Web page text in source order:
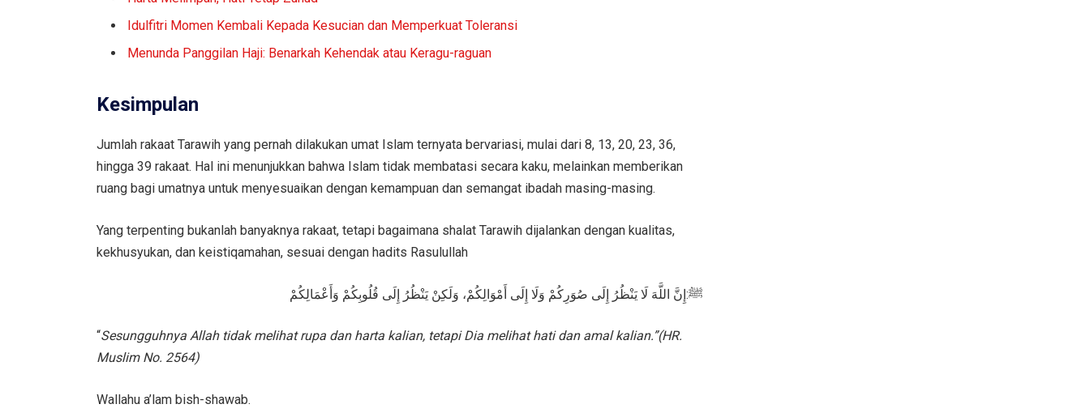
Idulfitri Momen Kembali Kepada Kesucian dan Memperkuat Toleransi
Menunda Panggilan Haji: Benarkah Kehendak atau Keragu-raguan
Kesimpulan
Jumlah rakaat Tarawih yang pernah dilakukan umat Islam ternyata bervariasi, mulai dari 8, 13, 20, 23, 36,
hingga 39 rakaat. Hal ini menunjukkan bahwa Islam tidak membatasi secara kaku, melainkan memberikan
ruang bagi umatnya untuk menyesuaikan dengan kemampuan dan semangat ibadah masing-masing.
Yang terpenting bukanlah banyaknya rakaat, tetapi bagaimana shalat Tarawih dijalankan dengan kualitas,
kekhusyukan, dan keistiqamahan, sesuai dengan hadits Rasulullah
ﷺ:إِنَّ اللَّهَ لَا يَنْظُرُ إِلَى صُوَرِكُمْ وَلَا إِلَى أَمْوَالِكُمْ، وَلَكِنْ يَنْظُرُ إِلَى قُلُوبِكُمْ وَأَعْمَالِكُمْ
“Sesungguhnya Allah tidak melihat rupa dan harta kalian, tetapi Dia melihat hati dan amal kalian.”(HR.
Muslim No. 2564)
Wallahu a’lam bish-shawab.